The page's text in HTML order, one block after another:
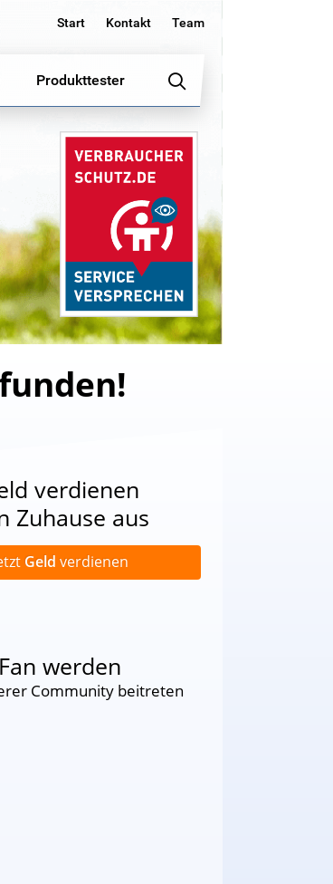
Start Kontakt Team
Produkttester
verdienen
Zuhause aus
Geld verdienen
Fan werden
Community beitreten